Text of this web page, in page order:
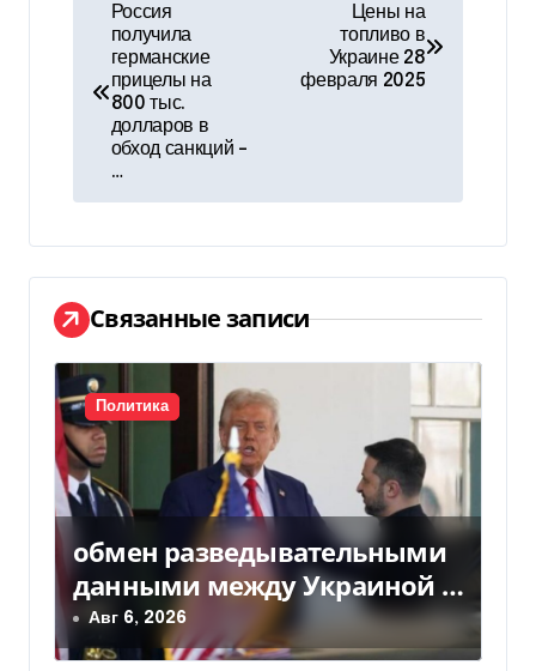
в
г
а
ц
и
я
п
о
з
а
п
Россия
получила
германские
прицелы на
800 тыс.
долларов в
обход санкций –
…
Цены на
топливо в
Украине 28
февраля 2025
Связанные записи
Политика
обмен разведывательными
данными между Украиной и
США значительно вырос, —
Politico
Авг 6, 2026